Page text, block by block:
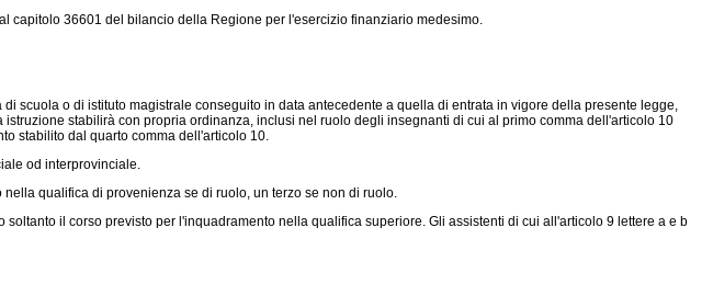
36601 del bilancio della Regione per l'esercizio finanziario medesimo.
o di istituto magistrale conseguito in data antecedente a quella di entrata in vigore della presente legge,
stabilirà con propria ordinanza, inclusi nel ruolo degli insegnanti di cui al primo comma dell'articolo 10
stabilito dal quarto comma dell'articolo 10.
od interprovinciale.
qualifica di provenienza se di ruolo, un terzo se non di ruolo.
il corso previsto per l'inquadramento nella qualifica superiore. Gli assistenti di cui all'articolo 9 lettere a e b